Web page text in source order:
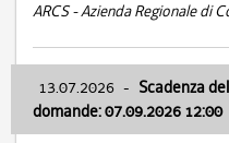
ARCS - Azienda Regionale di
13.07.2026 - Scadenza
domande: 07.09.2026 12:00